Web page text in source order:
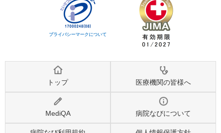
プライバシーマークについて
トップ 医療機関の皆様へ
MediQA 病院なびについて